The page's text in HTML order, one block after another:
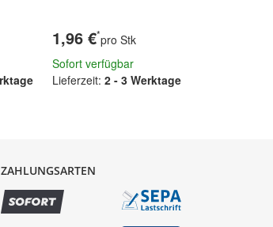
1,96 €*pro Stk
Sofort verfügbar
Lieferzeit: 2 - 3 Werktage
ZAHLUNGSARTEN